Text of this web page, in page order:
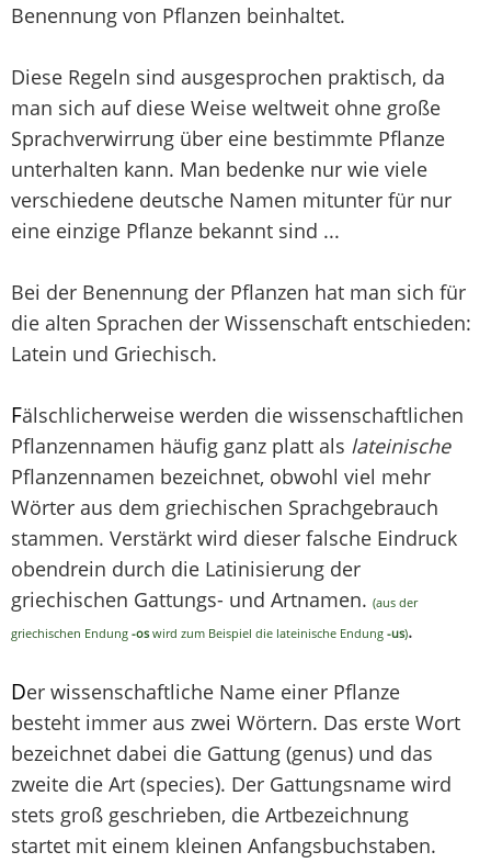
Benennung von Pflanzen beinhaltet.
Diese Regeln sind ausgesprochen praktisch, da
man sich auf diese Weise weltweit ohne große
Sprachverwirrung über eine bestimmte Pflanze
unterhalten kann. Man bedenke nur wie viele
verschiedene deutsche Namen mitunter für nur
eine einzige Pflanze bekannt sind ...
Bei der Benennung der Pflanzen hat man sich für
die alten Sprachen der Wissenschaft entschieden:
Latein und Griechisch.
Fälschlicherweise werden die wissenschaftlichen
Pflanzennamen häufig ganz platt als lateinische
Pflanzennamen bezeichnet, obwohl viel mehr
Wörter aus dem griechischen Sprachgebrauch
stammen. Verstärkt wird dieser falsche Eindruck
obendrein durch die Latinisierung der
griechischen Gattungs- und Artnamen. (aus der
griechischen Endung -os wird zum Beispiel die lateinische Endung -us).
Der wissenschaftliche Name einer Pflanze
besteht immer aus zwei Wörtern. Das erste Wort
bezeichnet dabei die Gattung (genus) und das
zweite die Art (species). Der Gattungsname wird
stets groß geschrieben, die Artbezeichnung
startet mit einem kleinen Anfangsbuchstaben.